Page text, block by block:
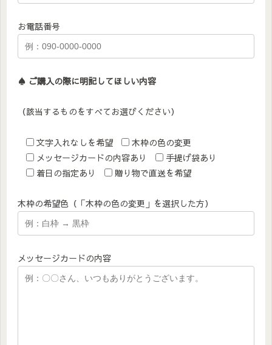
お電話番号
♠︎ ご購入の際に明記してほしい内容
（該当するものをすべてお選びください）
文字入れなしを希望
木枠の色の変更
メッセージカードの内容あり
手提げ袋あり
着日の指定あり
贈り物で直送を希望
木枠の希望色（「木枠の色の変更」を選択した方）
メッセージカードの内容